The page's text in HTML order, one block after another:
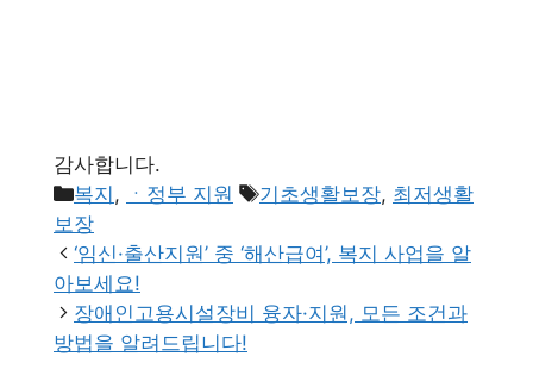
감사합니다.
카
테
고
리
복지 , ㆍ정부 지원
태
기초생활보장, 최저생활
보장
‘임신·출산지원’ 중 ‘해산급여’, 복지 사업을 알
아보세요!
장애인고용시설장비 융자·지원, 모든 조건과
방법을 알려드립니다!